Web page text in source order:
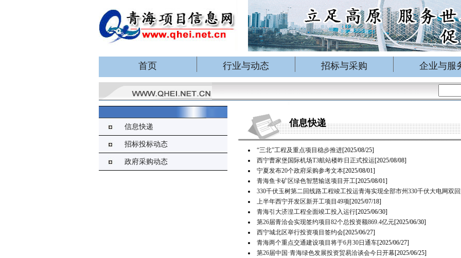
首页 行业与动态 招标与采购 企业与服
信息快递
招标投标动态
政府采购动态
信息快递
“三北”工程及重点项目稳步推进[2025/08/25]
西宁曹家堡国际机场T3航站楼昨日正式投运[2025/08/08]
宁夏发布20个政府采购参考文本[2025/08/01]
青海鱼卡矿区绿色智慧输送项目开工[2025/08/01]
330千伏玉树第二回线路工程竣工投运青海实现全部市州330千伏大电网双
上半年西宁开发区新开工项目49项[2025/07/18]
青海引大济湟工程全面竣工投入运行[2025/06/30]
第26届青洽会实现签约项目82个总投资额869.4亿元[2025/06/30]
西宁城北区举行投资项目签约会[2025/06/27]
青海两个重点交通建设项目将于6月30日通车[2025/06/27]
第26届中国·青海绿色发展投资贸易洽谈会今日开幕[2025/06/25]